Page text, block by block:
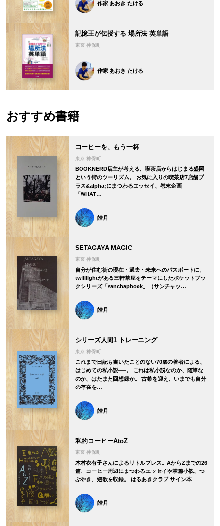
作家 あおき たける
記憶王が伝授する 場所法 英単語
東京 神保町
作家 あおき たける
おすすめ書籍
コーヒーを、もう一杯
東京 神保町
BOOKNERD店主が考える、喫茶店からはじまる盛岡
という街のツーリズム。 お気に入りの喫茶店7店舗プ
ラス&alpha;にまつわるエッセイ、巻末企画
「WHAT…
皓月
SETAGAYA MAGIC
東京 神保町
自分が住む街の現在・過去・未来へのパスポートに。
twililightがある三軒茶屋をテーマにしたポケットブッ
クシリーズ「sanchapbook」（サンチャッ…
皓月
シリーズ人間1 トレーニング
東京 神保町
これまで日記も書いたことのない70歳の著者による、
はじめての私小説──。 これは私小説なのか、随筆な
のか、はたまた回想録か。 古希を迎え、いまでも自分
の存在を…
皓月
私的コーヒーAtoZ
東京 神保町
木村衣有子さんによるリトルプレス。AからZまでの26
篇、コーヒー周辺にまつわるエッセイや掌篇小説、つ
ぶやき、短歌を収録。 はるあきクラブ サイン本
皓月